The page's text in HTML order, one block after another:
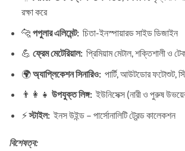
রক্ষা করে
🐆 পপুলার এলিমেন্ট: চিতা-ইনস্পায়ারড সাইড ডিজাইন
💪 ফ্রেম মেটেরিয়াল: প্রিমিয়াম মেটাল, শক্তিশালী ও
🌍অ্যাপ্লিকেশন সিনারিও:পার্টি, আউটডোর ফটোশুট,
👨‍👩‍👧 উপযুক্ত লিঙ্গ: ইউনিসেক্স (নারী ও পুরুষ
⚡স্টাইল:ইনস উইন্ড – পার্সোনালিটি ট্রেন্ড কালেকশন
বিশেষত্ব: